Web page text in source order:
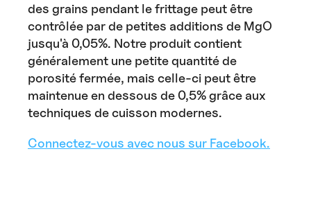
des grains pendant le frittage peut être
contrôlée par de petites additions de MgO
jusqu'à 0,05%. Notre produit contient
généralement une petite quantité de
porosité fermée, mais celle-ci peut être
maintenue en dessous de 0,5% grâce aux
techniques de cuisson modernes.
Connectez-vous avec nous sur Facebook.